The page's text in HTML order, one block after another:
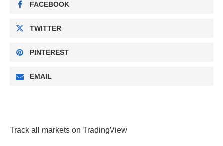
FACEBOOK
TWITTER
PINTEREST
EMAIL
Track all markets on TradingView